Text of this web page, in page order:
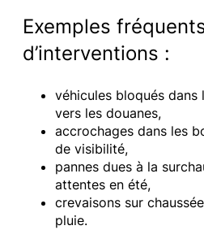
Exemples
d’interventions :
véhicules bloqués dans
vers les douanes,
accrochages dans les
de visibilité,
pannes dues à la
attentes en été,
crevaisons sur
pluie.